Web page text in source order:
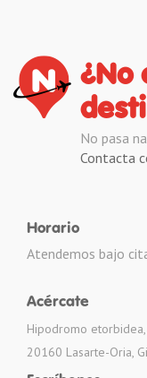
¿No
No pasa
Contacta
Horario
Atendemos bajo
Acércate
Hipodromo
20160 Lasarte-Oria,